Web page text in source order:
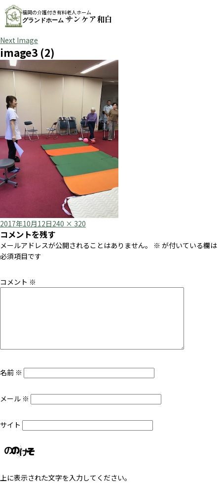
福岡の介護付き有料老人ホーム
グランドホーム サンケア和白
Next Image
image3 (2)
Posted
on
2017年10月12日Full
size
240 × 320
コメントを残す
メールアドレスが公開されることはありません。 ※ が付いている欄は
必須項目です
コメント ※
名前 ※
メール ※
サイト
上に表示された文字を入力してください。